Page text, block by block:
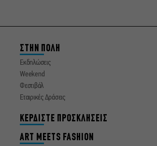
ΣΤΗΝ ΠΟΛΗ
Εκδηλώσεις
Weekend
Φεστιβάλ
Εταιρικές Δράσεις
ΚΕΡΔΙΣΤΕ ΠΡΟΣΚΛΗΣΕΙΣ
ART MEETS FASHION